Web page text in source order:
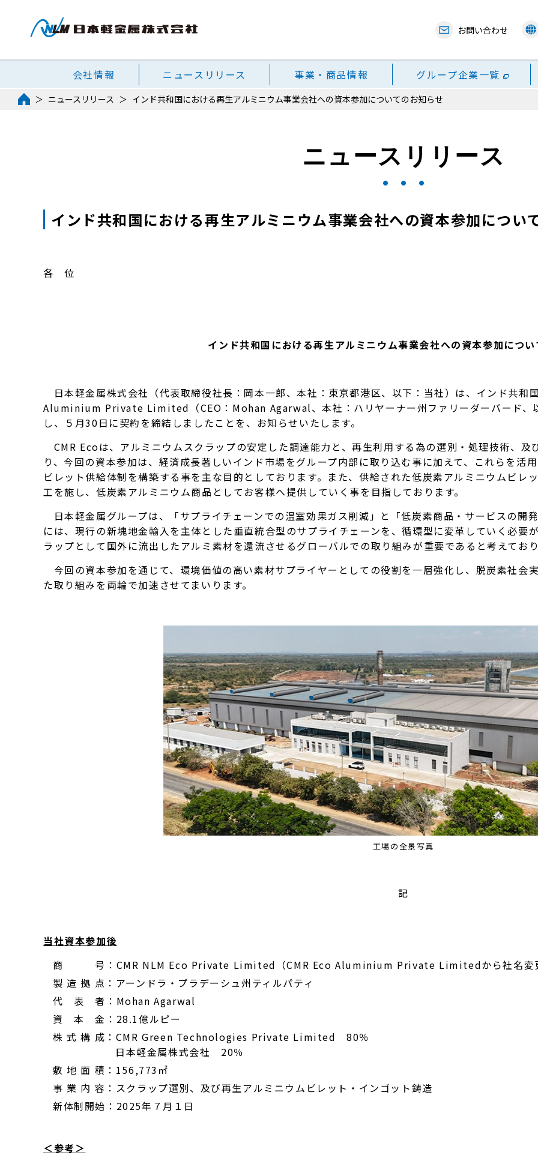
お問い合わせ
会社情報 ニュースリリース 事業・商品情報 グループ企業一覧
ニュースリリース インド共和国における再生アルミニウム事業会社への資本参加についてのお知らせ
ニュースリリース
インド共和国における再生アルミニウム事業会社への資本参加につい
各 位
インド共和国における再生アルミニウム事業会社への資本参加につ
日本軽金属株式会社（代表取締役社長：岡本一郎、本社：東京都港区、以下：当社）は、インド共和
Aluminium Private Limited（CEO：Mohan Agarwal、本社：ハリヤーナー州ファリーダーバード、
し、５月30日に契約を締結しましたことを、お知らせいたします。
CMR Ecoは、アルミニウムスクラップの安定した調達能力と、再生利用する為の選別・処理技術、
り、今回の資本参加は、経済成長著しいインド市場をグループ内部に取り込む事に加えて、これらを活
ビレット供給体制を構築する事を主な目的としております。また、供給された低炭素アルミニウムビレ
工を施し、低炭素アルミニウム商品としてお客様へ提供していく事を目指しております。
日本軽金属グループは、「サプライチェーンでの温室効果ガス削減」と「低炭素商品・サービスの開
には、現行の新塊地金輸入を主体とした垂直統合型のサプライチェーンを、循環型に変革していく必要
ラップとして国外に流出したアルミ素材を還流させるグローバルでの取り組みが重要であると考えてお
今回の資本参加を通じて、環境価値の高い素材サプライヤーとしての役割を一層強化し、脱炭素社会
た取り組みを両輪で加速させてまいります。
工場の全景写真
記
当社資本参加後
商 号：CMR NLM Eco Private Limited（CMR Eco Aluminium Private Limitedから社名変
製 造 拠 点：アーンドラ・プラデーシュ州ティルパティ
代 表 者：Mohan Agarwal
資 本 金：28.1億ルピー
株 式 構 成：CMR Green Technologies Private Limited 80％
日本軽金属株式会社 20％
敷 地 面 積：156,773㎡
事 業 内 容：スクラップ選別、及び再生アルミニウムビレット・インゴット鋳造
新体制開始：2025年７月１日
＜参考＞